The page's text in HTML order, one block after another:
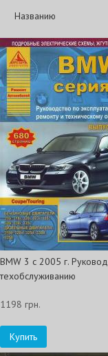
Названию
BMW 3 c 2005 г.
техобслуживанию
1198 грн.
Купить